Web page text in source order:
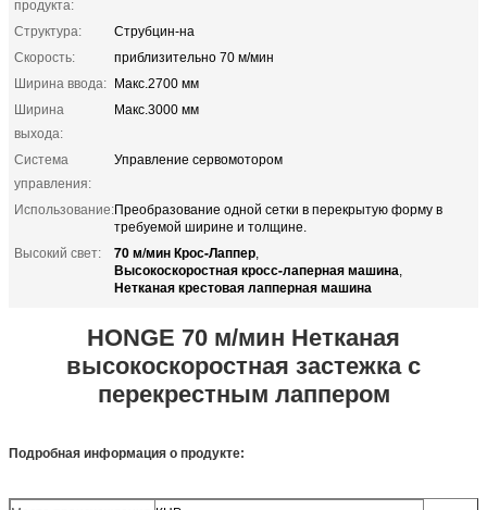
продукта:
Структура:
Струбцин-на
Скорость:
приблизительно 70 м/мин
Ширина ввода: Макс.2700 мм
Ширина
выхода:
Макс.3000 мм
Система
управления:
Управление сервомотором
Использование:Преобразование одной сетки в перекрытую форму в
требуемой ширине и толщине.
Высокий свет:
70 м/мин Крос-Лаппер,
Высокоскоростная кросс-лаперная машина,
Нетканая крестовая лапперная машина
HONGE 70 м/мин Нетканая
высокоскоростная застежка с
перекрестным лаппером
Подробная информация о продукте: